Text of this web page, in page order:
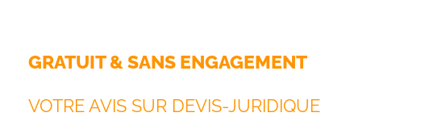
GRATUIT & SANS ENGAGEMENT
VOTRE AVIS SUR DEVIS-JURIDIQUE